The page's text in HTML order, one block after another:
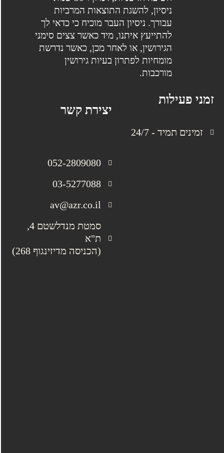
ניסיון, להשגת התוצאות המרביות
עבורך. ניסיון העבר מוכיח כי כדאי לך
להתייעץ איתנו, מיד כאשר צצים סימני
הגירושין, או לאחר מכן, כאשר נדרשת
מומחיות לפתרון בעיות גירושין
מורכבות.
זמני פעילות
זמינים תמיד - 24/7
יצירת קשר
052-2809080
03-5277088
av@azr.co.il
סמטת מנדלשטם 4,
ת"א
(הכניסה מדיזינגוף 268)